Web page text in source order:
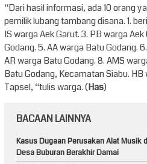
“Dari hasil informasi, ada 10 orang
pemilik lubang tambang disana. 1.
IS warga Aek Garut. 3. PB warga
Godang. 5. AA warga Batu Godang.
AR warga Batu Godang. 8. AMS
Batu Godang, Kecamatan Siabu.
Tapsel, “tulis warga. (Has)
BACAAN LAINNYA
Kasus Dugaan Perusakan Alat Musik
Desa Buburan Berakhir Damai